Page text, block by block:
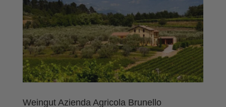
Weingut Azienda Agricola Brunello